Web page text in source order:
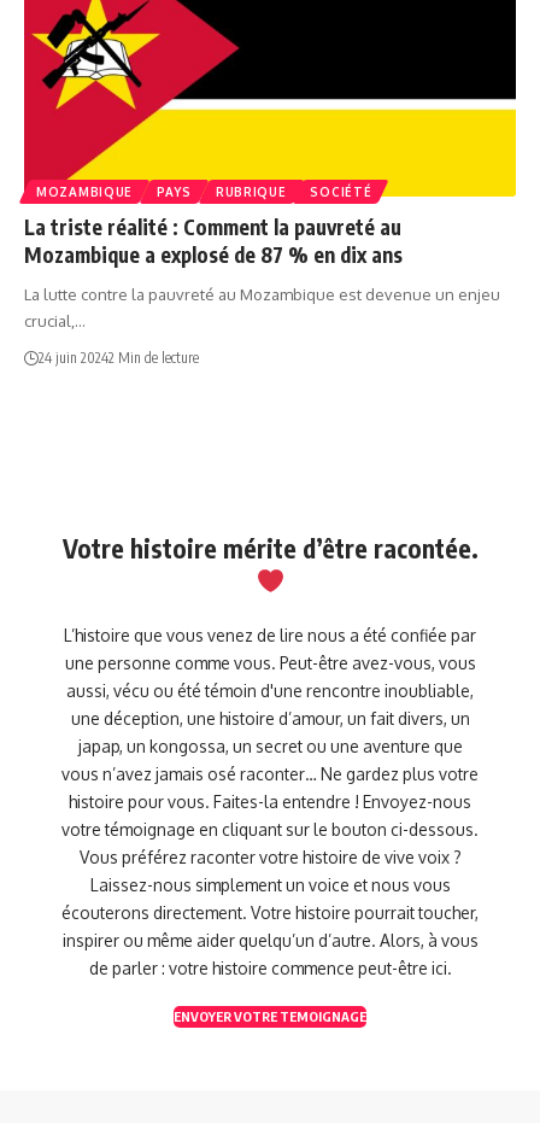
MOZAMBIQUE PAYS RUBRIQUE SOCIÉTÉ
La triste réalité : Comment la pauvreté au
Mozambique a explosé de 87 % en dix ans
La lutte contre la pauvreté au Mozambique est devenue un enjeu
crucial,…
24 juin 20242 Min de lecture
Votre histoire mérite d’être racontée.
L’histoire que vous venez de lire nous a été confiée par
une personne comme vous. Peut-être avez-vous, vous
aussi, vécu ou été témoin d'une rencontre inoubliable,
une déception, une histoire d’amour, un fait divers, un
japap, un kongossa, un secret ou une aventure que
vous n’avez jamais osé raconter… Ne gardez plus votre
histoire pour vous. Faites-la entendre ! Envoyez-nous
votre témoignage en cliquant sur le bouton ci-dessous.
Vous préférez raconter votre histoire de vive voix ?
Laissez-nous simplement un voice et nous vous
écouterons directement. Votre histoire pourrait toucher,
inspirer ou même aider quelqu’un d’autre. Alors, à vous
de parler : votre histoire commence peut-être ici.
ENVOYER VOTRE TEMOIGNAGE